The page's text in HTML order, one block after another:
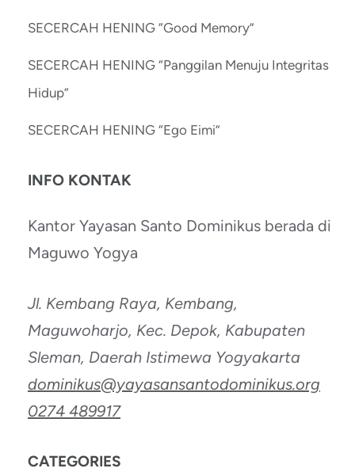
SECERCAH HENING “Good Memory”
SECERCAH HENING “Panggilan Menuju Integritas
Hidup”
SECERCAH HENING “Ego Eimi”
INFO KONTAK
Kantor Yayasan Santo Dominikus berada di
Maguwo Yogya
Jl. Kembang Raya, Kembang,
Maguwoharjo, Kec. Depok, Kabupaten
Sleman, Daerah Istimewa Yogyakarta
dominikus@yayasansantodominikus.org
0274 489917
CATEGORIES